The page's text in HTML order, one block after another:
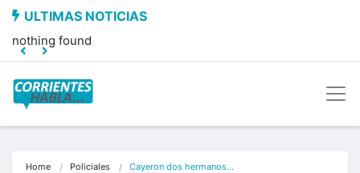
nothing found
Home Policiales Cayeron dos hermanos…